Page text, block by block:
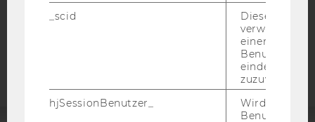
Barrierefreiheitserklärung
_scid
Dieses
verwendet,
einem/einer
Benutzer*in
eindeutige ID
zuzuweisen
hjSessionBenutzer_
Wird gesetzt,
Benutzer